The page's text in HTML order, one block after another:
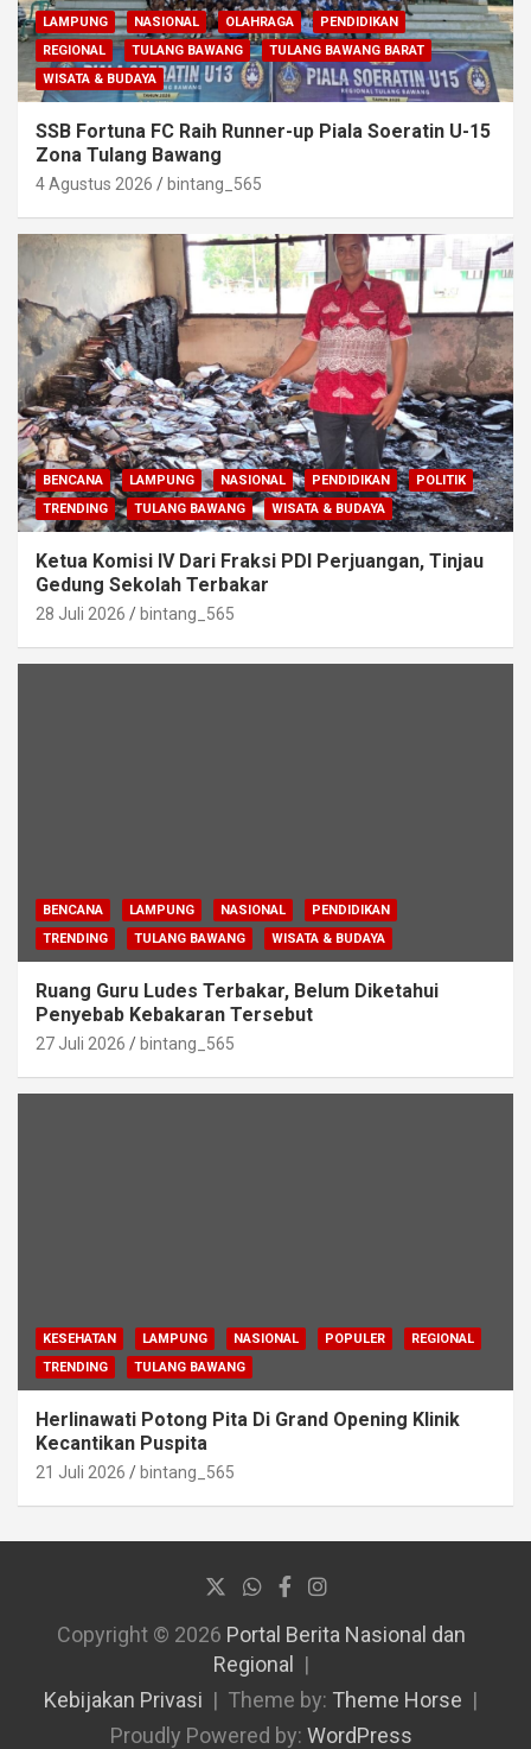
LAMPUNG NASIONAL OLAHRAGA
PENDIDIKAN
REGIONAL
TULANG BAWANG
TULANG BAWANG BARAT
WISATA & BUDAYA
SSB Fortuna FC Raih Runner-up Piala Soeratin U-15
Zona Tulang Bawang
4 Agustus 2026 bintang_565
BENCANA LAMPUNG NASIONAL PENDIDIKAN
POLITIK
TRENDING
TULANG BAWANG WISATA & BUDAYA
Ketua Komisi IV Dari Fraksi PDI Perjuangan, Tinjau
Gedung Sekolah Terbakar
28 Juli 2026 bintang_565
BENCANA LAMPUNG NASIONAL
PENDIDIKAN
TRENDING
TULANG BAWANG WISATA & BUDAYA
Ruang Guru Ludes Terbakar, Belum Diketahui
Penyebab Kebakaran Tersebut
27 Juli 2026 bintang_565
KESEHATAN LAMPUNG NASIONAL POPULER
REGIONAL
TRENDING
TULANG BAWANG
Herlinawati Potong Pita Di Grand Opening Klinik
Kecantikan Puspita
21 Juli 2026 bintang_565
Copyright © 2026 Portal Berita Nasional dan
Regional
Kebijakan Privasi
Theme by: Theme Horse
Proudly Powered by: WordPress